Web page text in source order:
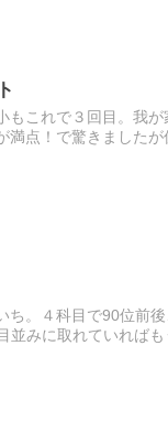
これで３回目。我
満点！で驚きました
ち。４科目で90位前
みに取れていればも